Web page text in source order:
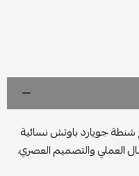
جويارد باوتش نسائية
العملي والتصميم العصري.